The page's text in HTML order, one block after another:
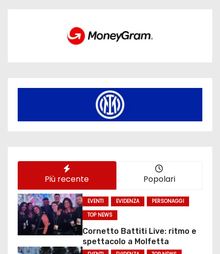
Più recente Popolari
EVENTI EVIDENZA
PERSONAGGI
TOP NEWS
Cornetto Battiti Live: ritmo e
spettacolo a Molfetta